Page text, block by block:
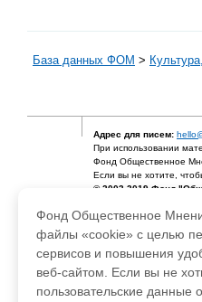
База данных ФОМ >
Адрес для писем:
При использовании
Фонд Общественное
Если вы не хотите,
© 2003-2019 Фонд
Фонд Общественное
файлы «cookie» с целью
сервисов и повышения
веб-сайтом. Если вы не
пользовательские данные